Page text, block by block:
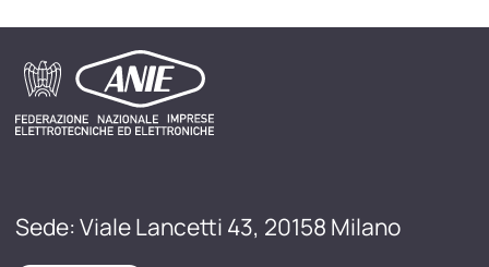
Sede: Viale Lancetti 43, 20158 Milano